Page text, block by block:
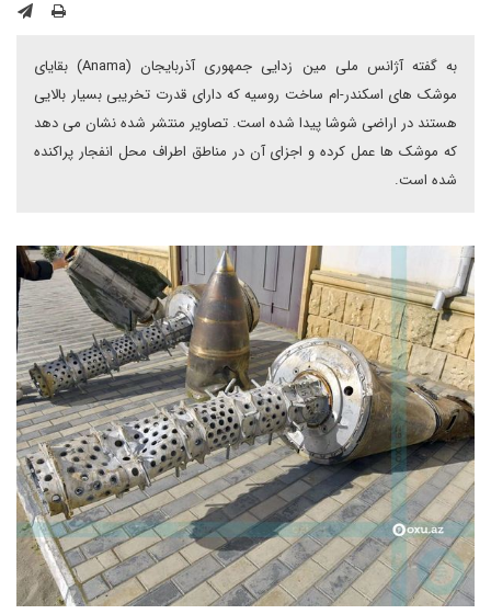
به گفته آژانس ملی مین زدایی جمهوری آذربایجان (Anama) بقایای
موشک های اسکندر-ام ساخت روسیه که دارای قدرت تخریبی بسیار بالایی
هستند در اراضی شوشا پیدا شده است. تصاویر منتشر شده نشان می دهد
که موشک ها عمل کرده و اجزای آن در مناطق اطراف محل انفجار پراکنده
شده است.